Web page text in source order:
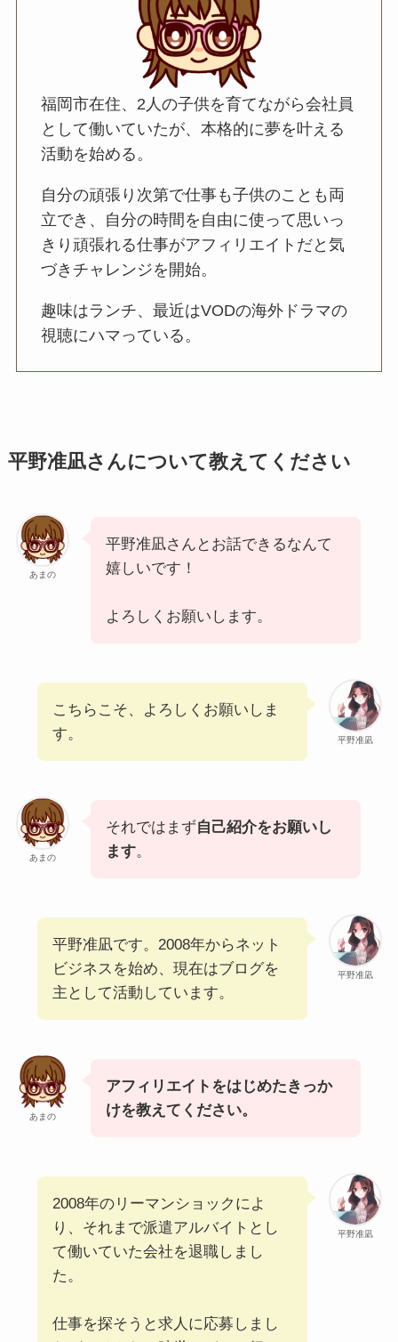
福岡市在住、2人の子供を育てながら会社員
として働いていたが、本格的に夢を叶える
活動を始める。
自分の頑張り次第で仕事も子供のことも両
立でき、自分の時間を自由に使って思いっ
きり頑張れる仕事がアフィリエイトだと気
づきチャレンジを開始。
趣味はランチ、最近はVODの海外ドラマの
視聴にハマっている。
平野准凪さんについて教えてください
あまの
平野准凪さんとお話できるなんて
嬉しいです！
よろしくお願いします。
平野准凪
こちらこそ、よろしくお願いしま
す。
あまの
それではまず自己紹介をお願いし
ます。
平野准凪
平野准凪です。2008年からネット
ビジネスを始め、現在はブログを
主として活動しています。
あまの
アフィリエイトをはじめたきっか
けを教えてください。
平野准凪
2008年のリーマンショックによ
り、それまで派遣アルバイトとし
て働いていた会社を退職しまし
た。
仕事を探そうと求人に応募しまし